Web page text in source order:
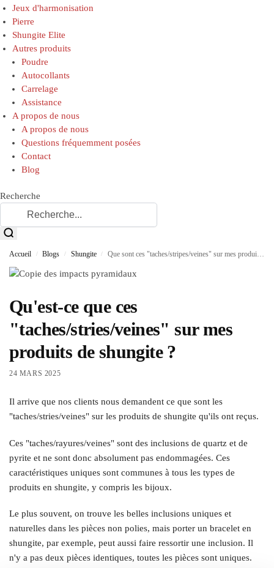
Jeux d'harmonisation
Pierre
Shungite Elite
Autres produits
Poudre
Autocollants
Carrelage
Assistance
A propos de nous
A propos de nous
Questions fréquemment posées
Contact
Blog
Recherche
Accueil / Blogs / Shungite / Que sont ces "taches/stripes/veines" sur mes produits de shungite ?
Qu'est-ce que ces
"taches/stries/veines" sur mes
produits de shungite ?
24 MARS 2025
Il arrive que nos clients nous demandent ce que sont les
"taches/stries/veines" sur les produits de shungite qu'ils ont reçus.
Ces "taches/rayures/veines" sont des inclusions de quartz et de
pyrite et ne sont donc absolument pas endommagées. Ces
caractéristiques uniques sont communes à tous les types de
produits en shungite, y compris les bijoux.
Le plus souvent, on trouve les belles inclusions uniques et
naturelles dans les pièces non polies, mais porter un bracelet en
shungite, par exemple, peut aussi faire ressortir une inclusion. Il
n'y a pas deux pièces identiques, toutes les pièces sont uniques.